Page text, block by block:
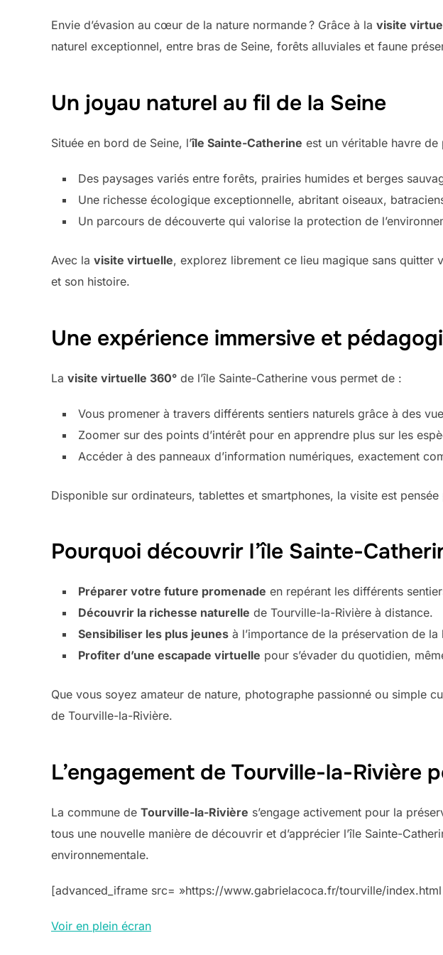
Envie d’évasion au cœur de la nature normande ? Grâce à la visite
naturel exceptionnel, entre bras de Seine, forêts alluviales et faune
Un joyau naturel au fil de la Seine
Située en bord de Seine, l’île Sainte-Catherine est un véritable havre
Des paysages variés entre forêts, prairies humides et berges
Une richesse écologique exceptionnelle, abritant oiseaux,
Un parcours de découverte qui valorise la protection de
Avec la visite virtuelle, explorez librement ce lieu magique sans quitter
et son histoire.
Une expérience immersive et
La visite virtuelle 360° de l’île Sainte-Catherine vous permet de :
Vous promener à travers différents sentiers naturels grâce à des
Zoomer sur des points d’intérêt pour en apprendre plus sur les
Accéder à des panneaux d’information numériques, exactement
Disponible sur ordinateurs, tablettes et smartphones, la visite est
Pourquoi découvrir l’île Sainte-
Préparer votre future promenade en repérant les différents
Découvrir la richesse naturelle de Tourville-la-Rivière à distance.
Sensibiliser les plus jeunes à l’importance de la préservation de
Profiter d’une escapade virtuelle pour s’évader du quotidien,
Que vous soyez amateur de nature, photographe passionné ou simple
de Tourville-la-Rivière.
L’engagement de Tourville-la-Rivière
La commune de Tourville-la-Rivière s’engage activement pour la
tous une nouvelle manière de découvrir et d’apprécier l’île Sainte-
environnementale.
[advanced_iframe src= »https://www.gabrielacoca.fr/tourville/
Voir en plein écran